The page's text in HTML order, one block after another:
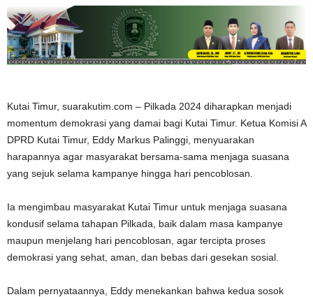
Kutai Timur, suarakutim.com – Pilkada 2024 diharapkan menjadi
momentum demokrasi yang damai bagi Kutai Timur. Ketua Komisi A
DPRD Kutai Timur, Eddy Markus Palinggi, menyuarakan
harapannya agar masyarakat bersama-sama menjaga suasana
yang sejuk selama kampanye hingga hari pencoblosan.
Ia mengimbau masyarakat Kutai Timur untuk menjaga suasana
kondusif selama tahapan Pilkada, baik dalam masa kampanye
maupun menjelang hari pencoblosan, agar tercipta proses
demokrasi yang sehat, aman, dan bebas dari gesekan sosial.
Dalam pernyataannya, Eddy menekankan bahwa kedua sosok